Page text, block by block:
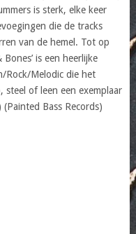
is sterk, elke keer
die de tracks
van de hemel. Tot op
is een heerlijke
Rock/Melodic die het
of leen een exemplaar
Bass Records)